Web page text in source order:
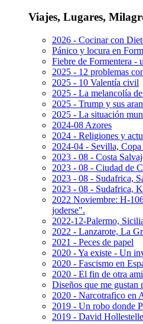
Viajes, Lugares,
2026 - Cocinar con
Pánico y locura en
Fiebre de Formentera -
2025 - 12 problemas
2025 - 10 Valentía civil
2025 - La melancolía
2025 - Trump y sus
2025 - La situación
2024-08 Azores
2024 - Religiones y
2024-04 - Sevilla,
2023 - 08 - Costa
2023 - 08 - Ciudad de
2023 - 08 - Sudafrica,
2023 - 08 - Sudafrica,
2022 Noviembre: H-
joderse".
2022-12-Palermo,
2022 - Lanzarote, La
2021 - Peces de papel
2020 - Ya existe - Un
2020 - Fascismo en
2020 - El fin de otra
Diseños que me gustan
2020 - Narcotrafico en
2019 - Un robo donde
2019 - David